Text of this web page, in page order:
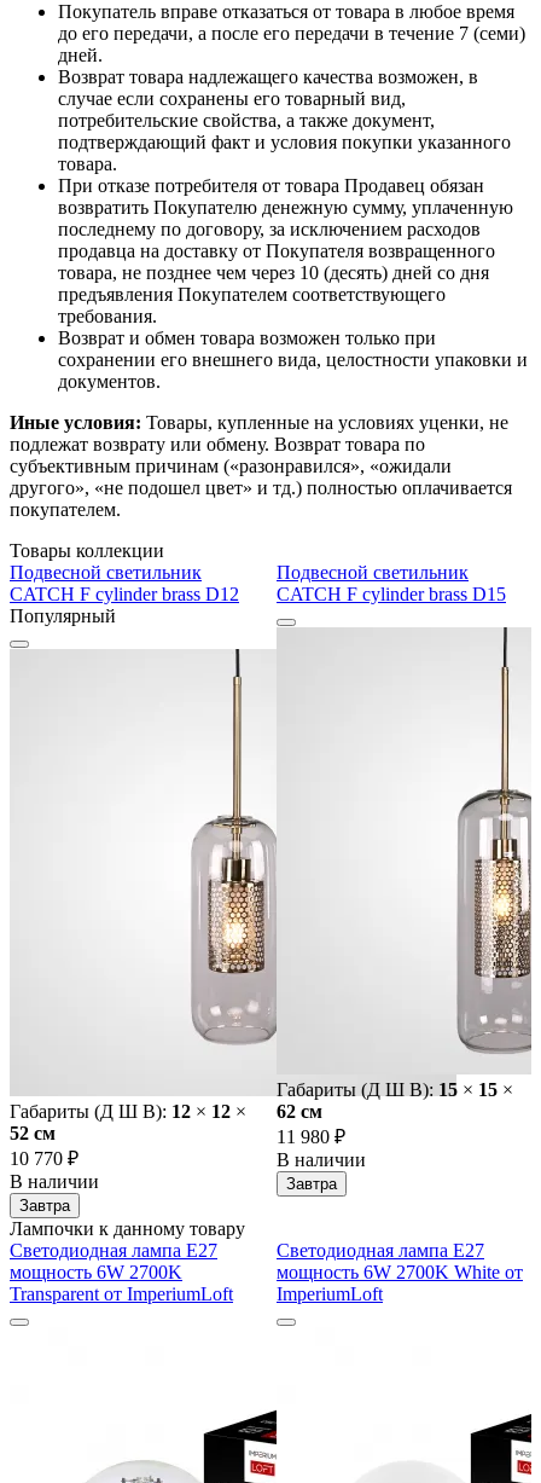
Покупатель вправе отказаться от товара в любое время
до его передачи, а после его передачи в течение 7 (семи)
дней.
Возврат товара надлежащего качества возможен, в
случае если сохранены его товарный вид,
потребительские свойства, а также документ,
подтверждающий факт и условия покупки указанного
товара.
При отказе потребителя от товара Продавец обязан
возвратить Покупателю денежную сумму, уплаченную
последнему по договору, за исключением расходов
продавца на доставку от Покупателя возвращенного
товара, не позднее чем через 10 (десять) дней со дня
предъявления Покупателем соответствующего
требования.
Возврат и обмен товара возможен только при
сохранении его внешнего вида, целостности упаковки и
документов.
Иные условия: Товары, купленные на условиях уценки, не
подлежат возврату или обмену. Возврат товара по
субъективным причинам («разонравился», «ожидали
другого», «не подошел цвет» и тд.) полностью оплачивается
покупателем.
Товары коллекции
Подвесной светильник
CATCH F cylinder brass D12
Популярный
Габариты (Д Ш В): 12 × 12 ×
52 cм
10 770 ₽
В наличии
Завтра
Подвесной светильник
CATCH F cylinder brass D15
Габариты (Д Ш В): 15 × 15 ×
62 cм
11 980 ₽
В наличии
Завтра
Лампочки к данному товару
Светодиодная лампа E27
мощность 6W 2700K
Transparent от ImperiumLoft
Светодиодная лампа E27
мощность 6W 2700K White от
ImperiumLoft